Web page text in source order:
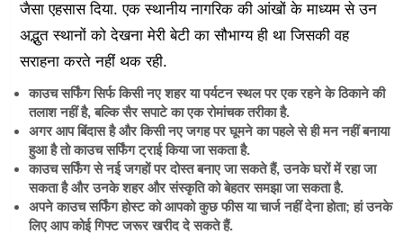
जैसा एहसास दिया. एक स्थानीय नागरिक की आंखों के माध्यम से उन
अद्भुत स्थानों को देखना मेरी बेटी का सौभाग्य ही था जिसकी वह
सराहना करते नहीं थक रही.
काउच सर्फिंग सिर्फ किसी नए शहर या पर्यटन स्थल पर एक रहने के ठिकाने की
तलाश नहीं है, बल्कि सैर सपाटे का एक रोमांचक तरीका है.
अगर आप बिंदास है और किसी नए जगह पर घूमने का पहले से ही मन नहीं बनाया
हुआ है तो काउच सर्फिंग ट्राई किया जा सकता है.
काउच सर्फिंग से नई जगहों पर दोस्त बनाए जा सकते हैं, उनके घरों में रहा जा
सकता है और उनके शहर और संस्कृति को बेहतर समझा जा सकता है.
अपने काउच सर्फिंग होस्ट को आपको कुछ फीस या चार्ज नहीं देना होता; हां उनके
लिए आप कोई गिफ्ट जरूर खरीद दे सकते हैं.